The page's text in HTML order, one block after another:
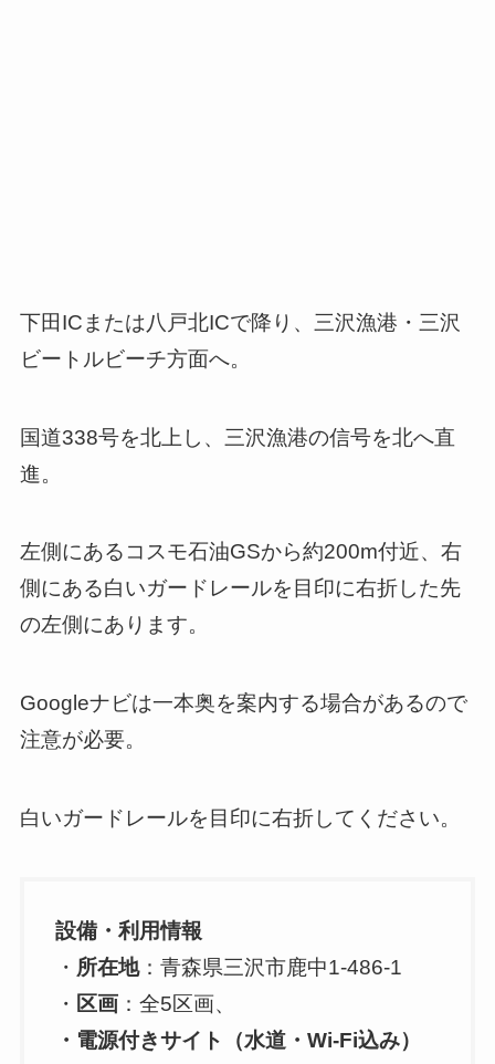
下田ICまたは八戸北ICで降り、三沢漁港・三沢
ビートルビーチ方面へ。
国道338号を北上し、三沢漁港の信号を北へ直
進。
左側にあるコスモ石油GSから約200m付近、右
側にある白いガードレールを目印に右折した先
の左側にあります。
Googleナビは一本奥を案内する場合があるので
注意が必要。
白いガードレールを目印に右折してください。
設備・利用情報
・ 所在地：青森県三沢市鹿中1-486-1
・ 区画 ：全5区画、
・電源付きサイト（水道・Wi‑Fi込み）